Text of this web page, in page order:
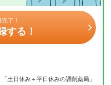
了！
する！
土日休み＋平日休みの調剤薬局」